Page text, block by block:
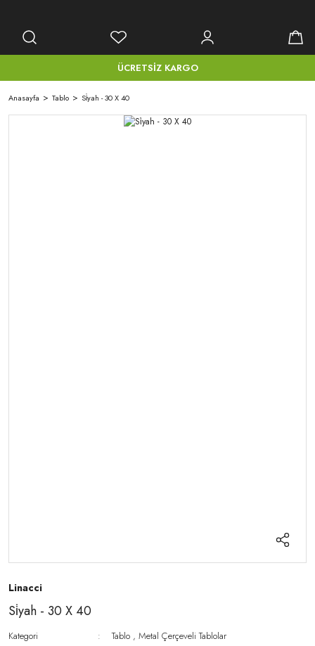
ÜCRETSİZ KARGO
Anasayfa Tablo Si̇yah - 30 X 40
Linacci
Si̇yah - 30 X 40
Kategori Tablo ,Metal Çerçeveli Tablolar